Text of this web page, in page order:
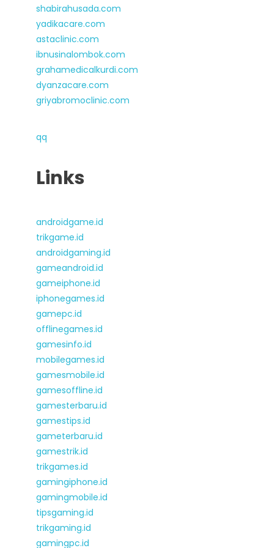
shabirahusada.com
yadikacare.com
astaclinic.com
ibnusinalombok.com
grahamedicalkurdi.com
dyanzacare.com
griyabromoclinic.com
qq
Links
androidgame.id
trikgame.id
androidgaming.id
gameandroid.id
gameiphone.id
iphonegames.id
gamepc.id
offlinegames.id
gamesinfo.id
mobilegames.id
gamesmobile.id
gamesoffline.id
gamesterbaru.id
gamestips.id
gameterbaru.id
gamestrik.id
trikgames.id
gamingiphone.id
gamingmobile.id
tipsgaming.id
trikgaming.id
gamingpc.id